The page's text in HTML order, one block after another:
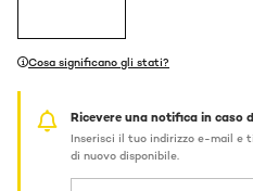
Cosa significano gli stati?
Ricevere una notifica in caso
Inserisci il tuo indirizzo e-mail e
di nuovo disponibile.